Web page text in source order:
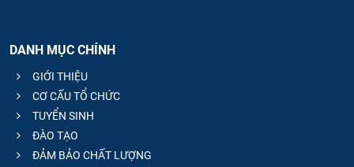
DANH MỤC CHÍNH
GIỚI THIỆU
CƠ CẤU TỔ CHỨC
TUYỂN SINH
ĐÀO TẠO
ĐẢM BẢO CHẤT LƯỢNG